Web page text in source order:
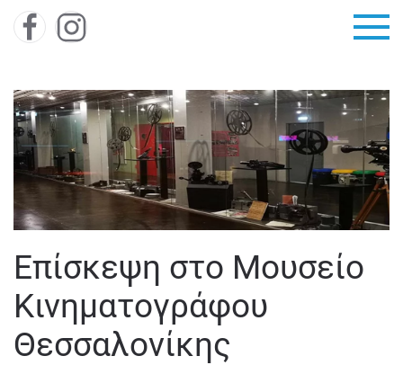
Skip to main content
Επίσκεψη στο Μουσείο
Κινηματογράφου
Θεσσαλονίκης